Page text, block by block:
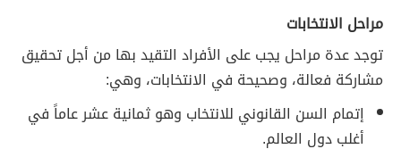
مراحل الانتخابات
توجد عدة مراحل يجب على الأفراد التقيد بها من أجل تحقيق
مشاركة فعالة، وصحيحة في الانتخابات، وهي:
إتمام السن القانوني للانتخاب وهو ثمانية عشر عاماً في
أغلب دول العالم.